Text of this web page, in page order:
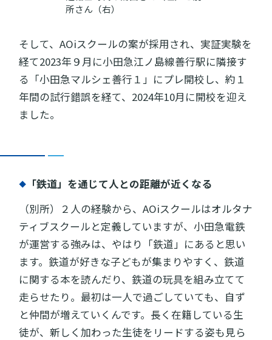
所さん（右）
そして、AOiスクールの案が採用され、実証実験を
経て2023年９月に小田急江ノ島線善行駅に隣接す
る「小田急マルシェ善行１」にプレ開校し、約１
年間の試行錯誤を経て、2024年10月に開校を迎え
ました。
｢鉄道」を通じて人との距離が近くなる
（別所）２人の経験から、AOiスクールはオルタナ
ティブスクールと定義していますが、小田急電鉄
が運営する強みは、やはり「鉄道」にあると思い
ます。鉄道が好きな子どもが集まりやすく、鉄道
に関する本を読んだり、鉄道の玩具を組み立てて
走らせたり。最初は一人で過ごしていても、自ず
と仲間が増えていくんです。長く在籍している生
徒が、新しく加わった生徒をリードする姿も見ら